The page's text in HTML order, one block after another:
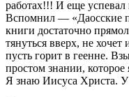
работах!!! И еще успевал
Вспомнил — «Даосские
книги достаточно
тянуться вверх, не
пусть горит в геенне.
простом знании,
Я знаю Иисуса Христа. У